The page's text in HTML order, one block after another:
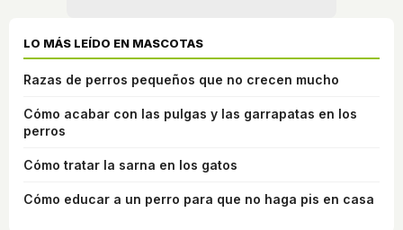
LO MÁS LEÍDO EN MASCOTAS
Razas de perros pequeños que no crecen mucho
Cómo acabar con las pulgas y las garrapatas en los
perros
Cómo tratar la sarna en los gatos
Cómo educar a un perro para que no haga pis en casa